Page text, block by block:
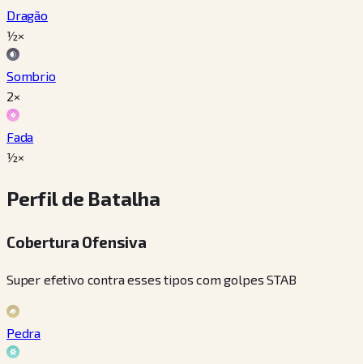
Dragão
½×
Sombrio
2×
Fada
½×
Perfil de Batalha
Cobertura Ofensiva
Super efetivo contra esses tipos com golpes STAB
Pedra